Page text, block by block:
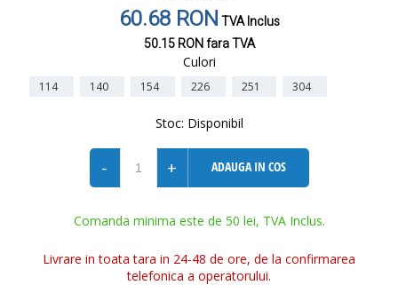
60.68 RONTVA Inclus
50.15 RONfara TVA
Culori
114 140 154 226 251 304
Stoc: Disponibil
- + ADAUGA IN COS
Comanda minima este de 50 lei, TVA Inclus.
Livrare in toata tara in 24-48 de ore, de la confirmarea
telefonica a operatorului.